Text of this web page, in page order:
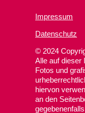
Impressum
Datenschutz
© 2024
Alle auf dieser
Fotos und
hiervon
an den